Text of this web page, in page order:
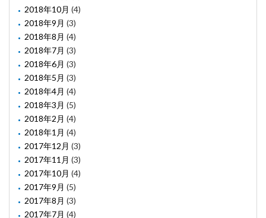
2018年10月 (4)
2018年9月 (3)
2018年8月 (4)
2018年7月 (3)
2018年6月 (3)
2018年5月 (3)
2018年4月 (4)
2018年3月 (5)
2018年2月 (4)
2018年1月 (4)
2017年12月 (3)
2017年11月 (3)
2017年10月 (4)
2017年9月 (5)
2017年8月 (3)
2017年7月 (4)